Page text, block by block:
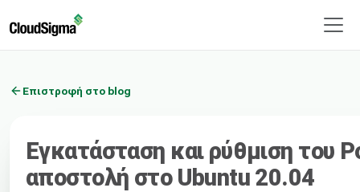
Επιστροφή στο blog
Εγκατάσταση και ρύθμιση του
αποστολή στο Ubuntu 20.04